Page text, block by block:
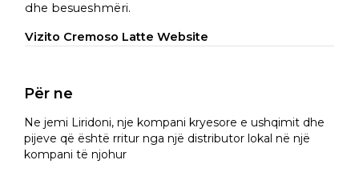
dhe besueshmëri.
Vizito Cremoso Latte Website
Për ne
Ne jemi Liridoni, nje kompani kryesore e ushqimit dhe
pijeve që është rritur nga një distributor lokal në një
kompani të njohur